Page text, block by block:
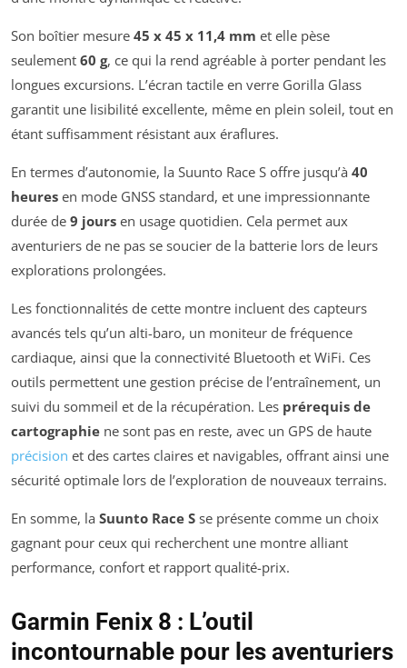
Son boîtier mesure 45 x 45 x 11,4 mm et elle pèse
seulement 60 g, ce qui la rend agréable à porter pendant les
longues excursions. L’écran tactile en verre Gorilla Glass
garantit une lisibilité excellente, même en plein soleil, tout en
étant suffisamment résistant aux éraflures.
En termes d’autonomie, la Suunto Race S offre jusqu’à 40
heures en mode GNSS standard, et une impressionnante
durée de 9 jours en usage quotidien. Cela permet aux
aventuriers de ne pas se soucier de la batterie lors de leurs
explorations prolongées.
Les fonctionnalités de cette montre incluent des capteurs
avancés tels qu’un alti-baro, un moniteur de fréquence
cardiaque, ainsi que la connectivité Bluetooth et WiFi. Ces
outils permettent une gestion précise de l’entraînement, un
suivi du sommeil et de la récupération. Les prérequis de
cartographie ne sont pas en reste, avec un GPS de haute
précision et des cartes claires et navigables, offrant ainsi une
sécurité optimale lors de l’exploration de nouveaux terrains.
En somme, la Suunto Race S se présente comme un choix
gagnant pour ceux qui recherchent une montre alliant
performance, confort et rapport qualité-prix.
Garmin Fenix 8 : L’outil
incontournable pour les aventuriers